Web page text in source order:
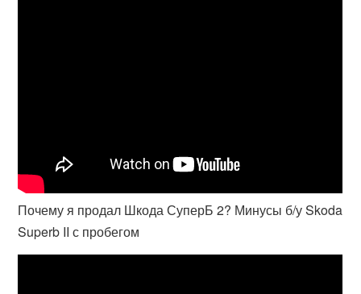
Почему я продал Шкода СуперБ 2? Минусы б/у Skoda
Superb II с пробегом